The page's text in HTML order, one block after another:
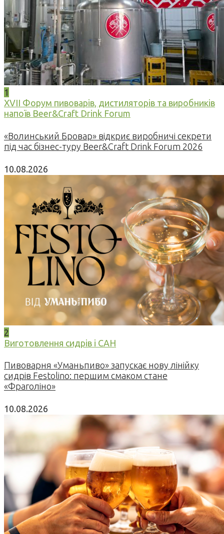
1
XVII Форум пивоварів, дистиляторів та виробників
напоїв Beer&Craft Drink Forum
«Волинський Бровар» відкриє виробничі секрети
під час бізнес-туру Beer&Craft Drink Forum 2026
10.08.2026
2
Виготовлення сидрів і САН
Пивоварня «Уманьпиво» запускає нову лінійку
сидрів Festolino: першим смаком стане
«Фраголіно»
10.08.2026